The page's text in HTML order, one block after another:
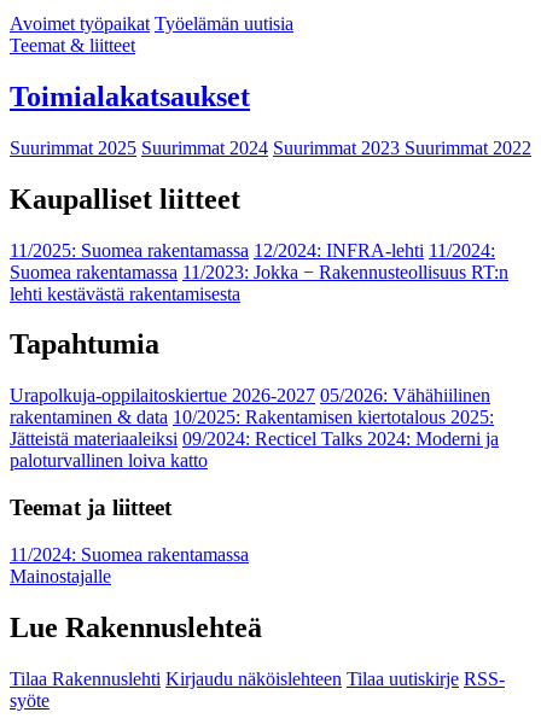
Avoimet työpaikat Työelämän uutisia
Teemat & liitteet
Toimialakatsaukset
Suurimmat 2025 Suurimmat 2024 Suurimmat 2023 Suurimmat 2022
Kaupalliset liitteet
11/2025: Suomea rakentamassa 12/2024: INFRA-lehti 11/2024:
Suomea rakentamassa 11/2023: Jokka − Rakennusteollisuus RT:n
lehti kestävästä rakentamisesta
Tapahtumia
Urapolkuja-oppilaitoskiertue 2026-2027 05/2026: Vähähiilinen
rakentaminen & data 10/2025: Rakentamisen kiertotalous 2025:
Jätteistä materiaaleiksi 09/2024: Recticel Talks 2024: Moderni ja
paloturvallinen loiva katto
Teemat ja liitteet
11/2024: Suomea rakentamassa
Mainostajalle
Lue Rakennuslehteä
Tilaa Rakennuslehti Kirjaudu näköislehteen Tilaa uutiskirje RSS-
syöte